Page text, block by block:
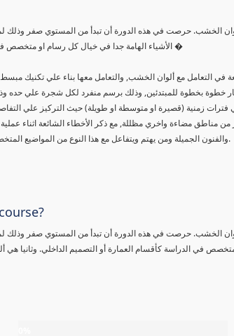
الخشب. حرصت في هذه الدورة أن تبدأ من المستوي صفر وذلك
الأشياء الهامة جدا في خيال كل رسام او متخصص في الدراسة كأقسام العمارة أو التصميم الداخلي. وثانيا هي ألوان �
في التعامل مع ألوان الخشب, والتعامل معها بناء علي تكنيك
خطوة بخطوة للمبتدئين, وذلك برسم منفرد لكل شجرة علي حده
فترات زمنية (قصيرة او متوسطة او طويلة) حيث التركيز علي
من مناطق مضاءة واخري مظللة, مع ذكر الأخطاء الشائعة اثناء
والفنون الجميلة ومن يهتم ويتفاعل مع هذا النوع من المواضيع المتخصصة سواء في المحتوى المقدم او طريقة التلوين بألوان الخشب.
الخشب. حرصت في هذه الدورة أن تبدأ من المستوي صفر وذلك
في الدراسة كأقسام العمارة أو التصميم الداخلي. وثانيا هي